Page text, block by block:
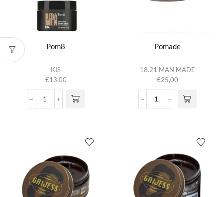
Pom8
KIS
€13,00
Pom8
Pomade
18.21 MAN MADE
€25,00
Pomade